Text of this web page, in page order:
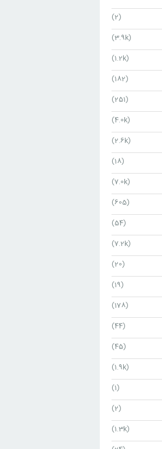
(2)
(3.9k)
(1.2k)
(182)
(251)
(4.0k)
(2.6k)
(18)
(7.0k)
(605)
(54)
(7.2k)
(20)
(19)
(178)
(44)
(45)
(1.9k)
(1)
(2)
(1.3k)